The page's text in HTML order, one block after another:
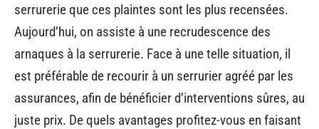
serrurerie que ces plaintes sont les plus recensées.
Aujourd’hui, on assiste à une recrudescence des
arnaques à la serrurerie. Face à une telle situation, il
est préférable de recourir à un serrurier agréé par les
assurances, afin de bénéficier d’interventions sûres, au
juste prix. De quels avantages profitez-vous en faisant